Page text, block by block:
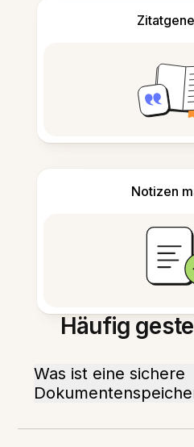
Notizen
Häufig
Was ist eine sichere